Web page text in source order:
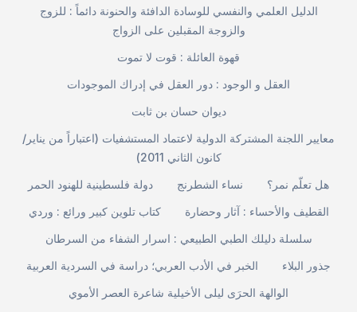
الدليل العلمي والنفسي للوسادة الدافئة والحنونة دائماً : للزوج
والزوجة المقبلين على الزواج
قهوة العائلة : قوت لا تموت
العقل و الوجود : دور العقل في إدراك الموجودات
ديوان حسان بن ثابت
معايير اللجنة المشتركة الدولية لاعتماد المستشفيات (اعتباراً من يناير/
كانون الثاني 2011)
دولة فلسطينية للهنود الحمر
نساء الشطرنج
هل تعلّم نمر؟
كتاب تلوين كبير ورائع : وردي
القطيف والأحساء : آثار وحضارة
سلسلة دليلك الطبي الطبيعي : اسرار الشفاء من السرطان
الخبر في الأدب العربي؛ دراسة في السردية العربية
جذور البلاء
الوالهة الحرَى ليلى الأخيلية شاعرة العصر الأموي